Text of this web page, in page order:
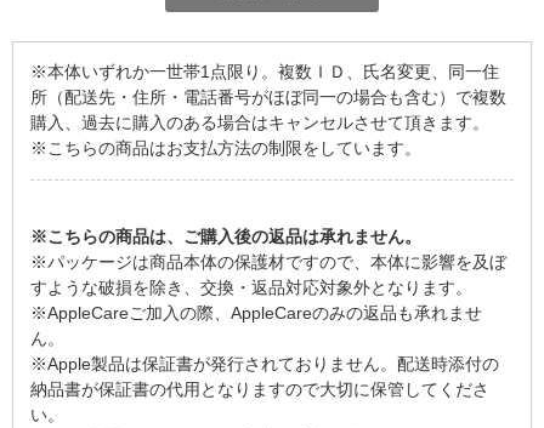
※本体いずれか一世帯1点限り。複数ＩＤ、氏名変更、同一住
所（配送先・住所・電話番号がほぼ同一の場合も含む）で複数
購入、過去に購入のある場合はキャンセルさせて頂きます。
※こちらの商品はお支払方法の制限をしています。
※こちらの商品は、ご購入後の返品は承れません。
※パッケージは商品本体の保護材ですので、本体に影響を及ぼ
すような破損を除き、交換・返品対応対象外となります。
※AppleCareご加入の際、AppleCareのみの返品も承れませ
ん。
※Apple製品は保証書が発行されておりません。配送時添付の
納品書が保証書の代用となりますので大切に保管してくださ
い。